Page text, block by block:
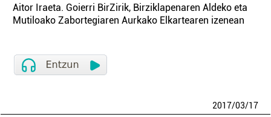
Aitor Iraeta. Goierri BirZirik, Birziklapenaren Aldeko eta
Mutiloako Zabortegiaren Aurkako Elkartearen izenean
2017/03/17